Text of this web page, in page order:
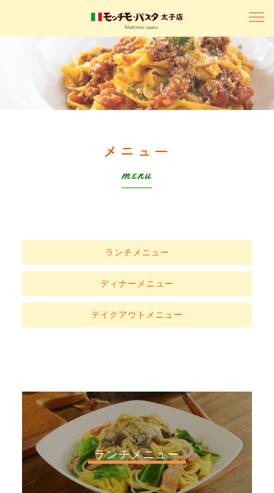
メニュー
menu
ランチメニュー
ディナーメニュー
テイクアウトメニュー
ランチメニュー